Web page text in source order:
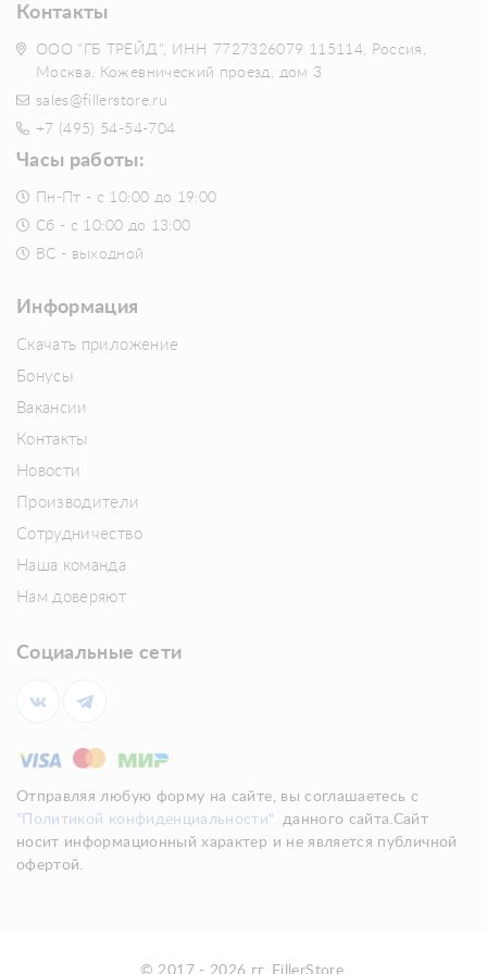
Контакты
ООО "ГБ ТРЕЙД", ИНН 7727326079 115114, Россия,
Москва, Кожевнический проезд, дом 3
sales@fillerstore.ru
+7 (495) 54-54-704
Часы работы:
Пн-Пт - с 10:00 до 19:00
Сб - с 10:00 до 13:00
ВС - выходной
Информация
Скачать приложение
Бонусы
Вакансии
Контакты
Новости
Производители
Сотрудничество
Наша команда
Нам доверяют
Социальные сети
Отправляя любую форму на сайте, вы соглашаетесь с
"Политикой конфиденциальности"
данного сайта.Сайт
носит информационный характер и не является публичной
офертой.
© 2017 - 2026 гг. FillerStore.